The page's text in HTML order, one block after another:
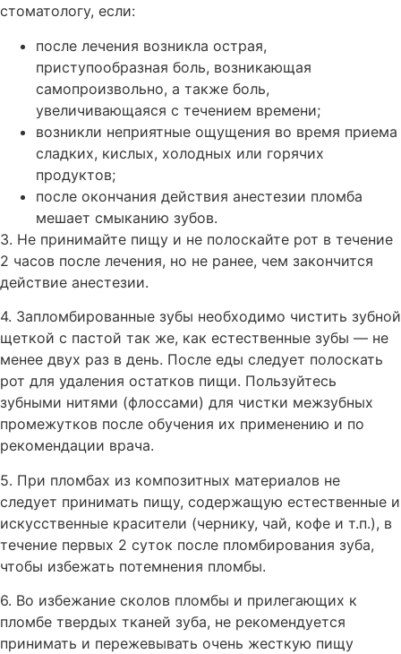
стоматологу, если:
после лечения возникла острая,
приступообразная боль, возникающая
самопроизвольно, а также боль,
увеличивающаяся с течением времени;
возникли неприятные ощущения во время приема
сладких, кислых, холодных или горячих
продуктов;
после окончания действия анестезии пломба
мешает смыканию зубов.
3. Не принимайте пищу и не полоскайте рот в течение
2 часов после лечения, но не ранее, чем закончится
действие анестезии.
4. Запломбированные зубы необходимо чистить зубной
щеткой с пастой так же, как естественные зубы — не
менее двух раз в день. После еды следует полоскать
рот для удаления остатков пищи. Пользуйтесь
зубными нитями (флоссами) для чистки межзубных
промежутков после обучения их применению и по
рекомендации врача.
5. При пломбах из композитных материалов не
следует принимать пищу, содержащую естественные и
искусственные красители (чернику, чай, кофе и т.п.), в
течение первых 2 суток после пломбирования зуба,
чтобы избежать потемнения пломбы.
6. Во избежание сколов пломбы и прилегающих к
пломбе твердых тканей зуба, не рекомендуется
принимать и пережевывать очень жесткую пищу